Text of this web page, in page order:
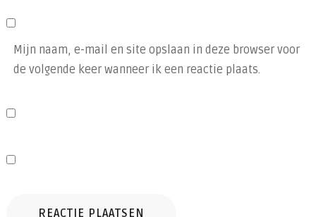
Mijn naam, e-mail en site opslaan in deze browser voor
de volgende keer wanneer ik een reactie plaats.